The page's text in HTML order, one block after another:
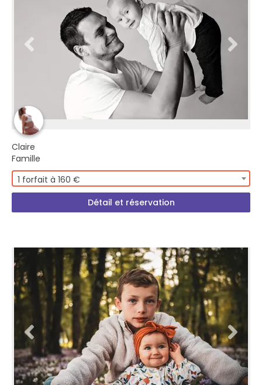
Claire
Famille
1 forfait à 160 €
Détail et réservation